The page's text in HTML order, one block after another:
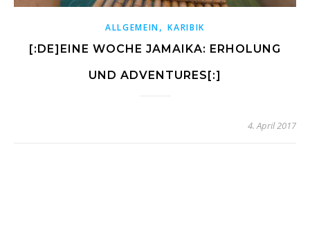
ALLGEMEIN,KARIBIK
[:DE]EINE WOCHE JAMAIKA: ERHOLUNG
UND ADVENTURES[:]
4. April 2017